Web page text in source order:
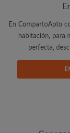
Dirección de
Contraseña
En CompartoApto
habitación, para
perfecta,